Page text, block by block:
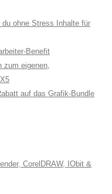
ohne Stress Inhalte für
Benefit
zum eigenen,
auf das Grafik-Bundle
CorelDRAW, IObit &